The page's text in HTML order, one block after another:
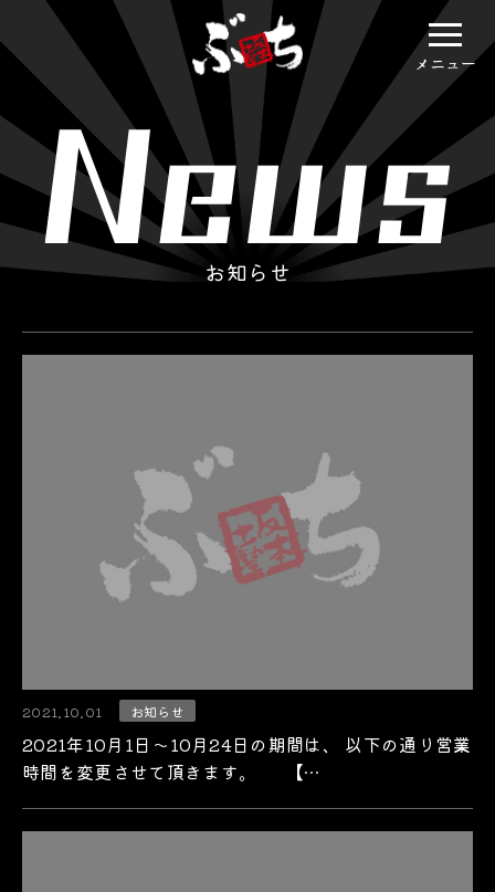
お知らせ
2021.10.01 お知らせ
2021年10月1日～10月24日の期間は、 以下の通り営業
時間を変更させて頂きます。 【…
メニュー